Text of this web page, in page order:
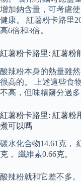
增加鈉含量，可考慮
健康。 紅薯粉卡路里
高6倍和3倍。
紅薯粉卡路里: 紅薯粉
酸辣粉本身的熱量雖
很高的。 上述這些食
不高，但味精鹽分過多
紅薯粉卡路里: 紅薯粉
煮可以嗎
碳水化合物14.61克，
克， 纖維素0.66克。
酸辣粉就和它差不多